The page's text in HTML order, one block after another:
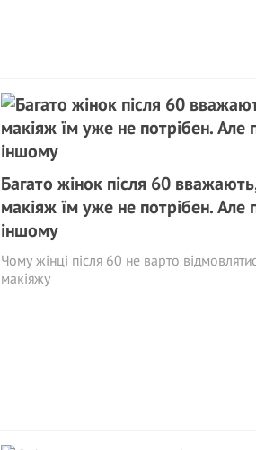
Багато жінок після 60
макіяж їм уже не потрібен. Але
іншому
Чому жінці після 60 не варто
макіяжу